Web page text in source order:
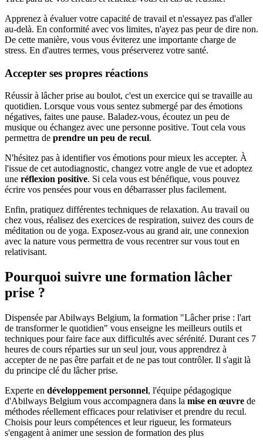
Apprenez à évaluer votre capacité de travail et n'essayez pas d'aller
au-delà. En conformité avec vos limites, n'ayez pas peur de dire non.
De cette manière, vous vous éviterez une importante charge de
stress. En d'autres termes, vous préserverez votre santé.
Accepter ses propres réactions
Réussir à lâcher prise au boulot, c'est un exercice qui se travaille au
quotidien. Lorsque vous vous sentez submergé par des émotions
négatives, faites une pause. Baladez-vous, écoutez un peu de
musique ou échangez avec une personne positive. Tout cela vous
permettra de prendre un peu de recul.
N'hésitez pas à identifier vos émotions pour mieux les accepter. À
l'issue de cet autodiagnostic, changez votre angle de vue et adoptez
une réflexion positive. Si cela vous est bénéfique, vous pouvez
écrire vos pensées pour vous en débarrasser plus facilement.
Enfin, pratiquez différentes techniques de relaxation. Au travail ou
chez vous, réalisez des exercices de respiration, suivez des cours de
méditation ou de yoga. Exposez-vous au grand air, une connexion
avec la nature vous permettra de vous recentrer sur vous tout en
relativisant.
Pourquoi suivre une formation lâcher
prise ?
Dispensée par Abilways Belgium, la formation "Lâcher prise : l'art
de transformer le quotidien" vous enseigne les meilleurs outils et
techniques pour faire face aux difficultés avec sérénité. Durant ces 7
heures de cours réparties sur un seul jour, vous apprendrez à
accepter de ne pas être parfait et de ne pas tout contrôler. Il s'agit là
du principe clé du lâcher prise.
Experte en développement personnel, l'équipe pédagogique
d'Abilways Belgium vous accompagnera dans la mise en œuvre de
méthodes réellement efficaces pour relativiser et prendre du recul.
Choisis pour leurs compétences et leur rigueur, les formateurs
s'engagent à animer une session de formation des plus